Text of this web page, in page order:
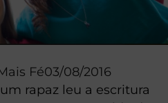
Fé03/08/2016
rapaz leu a escritura